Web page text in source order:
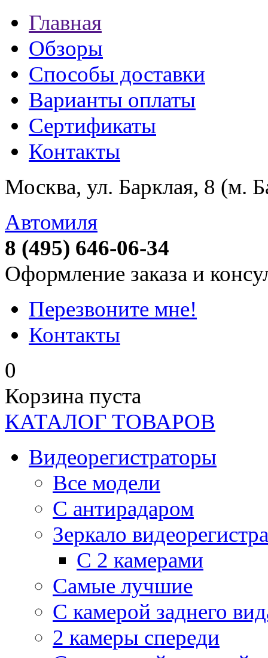
Главная
Обзоры
Способы доставки
Варианты оплаты
Сертификаты
Контакты
Москва, ул. Барклая, 8 (м.
Автомиля
8 (495) 646-06-34
Оформление заказа и
Перезвоните мне!
Контакты
0
Корзина пуста
КАТАЛОГ ТОВАРОВ
Видеорегистраторы
Все модели
C антирадаром
Зеркало
С 2 камерами
Самые лучшие
С камерой заднего
2 камеры спереди